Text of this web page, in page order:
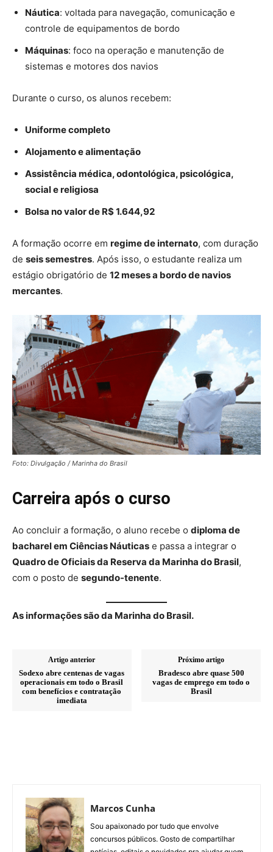
Náutica: voltada para navegação, comunicação e
controle de equipamentos de bordo
Máquinas: foco na operação e manutenção de
sistemas e motores dos navios
Durante o curso, os alunos recebem:
Uniforme completo
Alojamento e alimentação
Assistência médica, odontológica, psicológica,
social e religiosa
Bolsa no valor de R$ 1.644,92
A formação ocorre em regime de internato, com duração
de seis semestres. Após isso, o estudante realiza um
estágio obrigatório de 12 meses a bordo de navios
mercantes.
Foto: Divulgação / Marinha do Brasil
Carreira após o curso
Ao concluir a formação, o aluno recebe o diploma de
bacharel em Ciências Náuticas e passa a integrar o
Quadro de Oficiais da Reserva da Marinha do Brasil,
com o posto de segundo-tenente.
As informações são da Marinha do Brasil.
Artigo anterior
Sodexo abre centenas de vagas
operacionais em todo o Brasil
com benefícios e contratação
imediata
Próximo artigo
Bradesco abre quase 500
vagas de emprego em todo o
Brasil
Marcos Cunha
Sou apaixonado por tudo que envolve
concursos públicos. Gosto de compartilhar